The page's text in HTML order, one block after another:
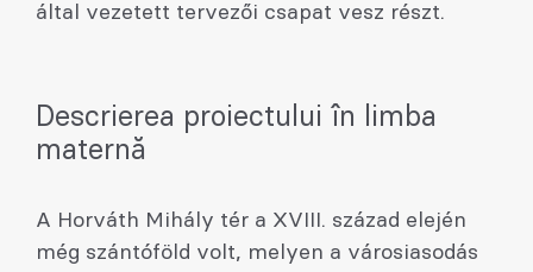
által vezetett tervezői csapat vesz részt.
Descrierea proiectului în limba
maternă
A Horváth Mihály tér a XVIII. század elején
még szántóföld volt, melyen a városiasodás